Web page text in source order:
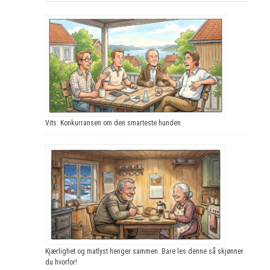
Vits: Konkurransen om den smarteste hunden
Kjærlighet og matlyst henger sammen. Bare les denne så skjønner
du hvorfor!